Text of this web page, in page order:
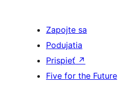
Zapojte sa
Podujatia
Prispieť ↗
Five for the Future